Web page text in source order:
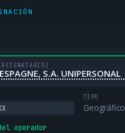
S.A. UNIPERSONAL
TIPO
Geográfico
operador